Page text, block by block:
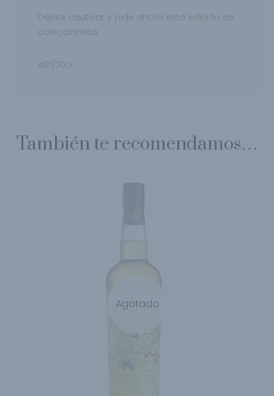
Déjate cautivar y pide ahora esta edición de
coleccionista.
48º/70cl
También te recomendamos…
Agotado